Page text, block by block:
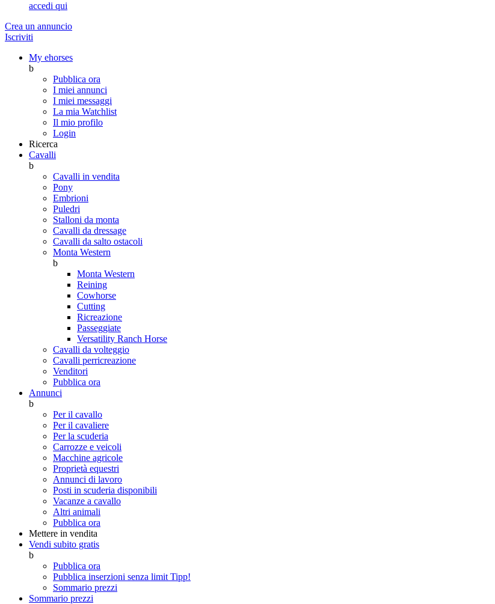
accedi qui
Crea un annuncio
Iscriviti
My ehorses
b
Pubblica ora
I miei annunci
I miei messaggi
La mia Watchlist
Il mio profilo
Login
Ricerca
Cavalli
b
Cavalli in vendita
Pony
Embrioni
Puledri
Stalloni da monta
Cavalli da dressage
Cavalli da salto ostacoli
Monta Western
b
Monta Western
Reining
Cowhorse
Cutting
Ricreazione
Passeggiate
Versatility Ranch Horse
Cavalli da volteggio
Cavalli perricreazione
Venditori
Pubblica ora
Annunci
b
Per il cavallo
Per il cavaliere
Per la scuderia
Carrozze e veicoli
Macchine agricole
Proprietà equestri
Annunci di lavoro
Posti in scuderia disponibili
Vacanze a cavallo
Altri animali
Pubblica ora
Mettere in vendita
Vendi subito gratis
b
Pubblica ora
Pubblica inserzioni senza limit Tipp!
Sommario prezzi
Sommario prezzi